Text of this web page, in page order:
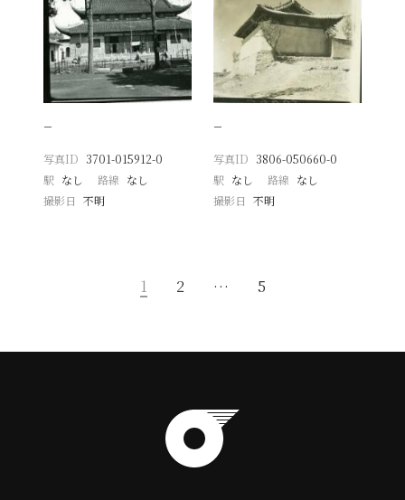
−
写真ID 3701-015912-0
駅 なし 路線 なし
撮影日
不明
−
写真ID 3806-050660-0
駅 なし 路線 なし
撮影日 不明
1 2 … 5